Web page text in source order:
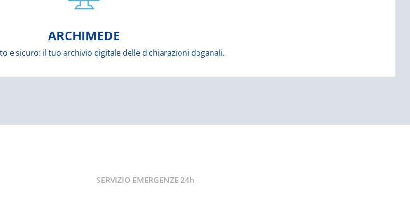
ARCHIMEDE
e sicuro: il tuo archivio digitale delle dichiarazioni doganali.
ARCHIMEDE
tutte le decisioni di imposizione dell’importazione, Mc Trans ha sviluppato un modo semplice e sicuro di
SERVIZIO EMERGENZE 24h